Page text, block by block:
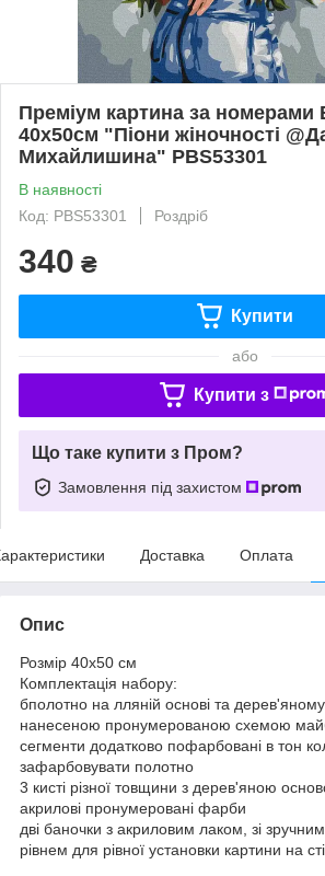
Преміум картина за номерами
40x50см "Піони жіночності
Михайлишина" PBS53301
В наявності
Код: PBS53301
Роздріб
340 ₴
Купити
або
Купити з
Що таке купити з Пром?
Замовлення під захистом
Доставка Оплата
Опис
Розмір 40x50 см
Комплектація набору:
бполотно на лляній основі та
нанесеною пронумерованою схемою
сегменти додатково пофарбовані в тон
зафарбовувати полотно
3 кисті різної товщини з дерев'яною
акрилові пронумеровані фарби
дві баночки з акриловим лаком, зі
рівнем для рівної установки картини на